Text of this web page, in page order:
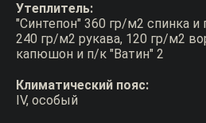
Утеплитель:
"Синтепон" 360 гр/м2 спинка и
240 гр/м2 рукава, 120 гр/м2
капюшон и п/к "Ватин" 2
Климатический пояс:
IV, особый